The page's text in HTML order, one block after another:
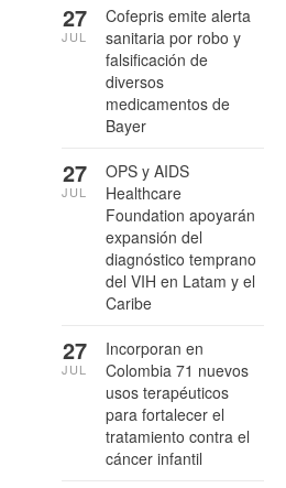
Cofepris emite alerta
sanitaria por robo y
falsificación de
diversos
medicamentos de
Bayer
27
JUL
OPS y AIDS
Healthcare
Foundation apoyarán
expansión del
diagnóstico temprano
del VIH en Latam y el
Caribe
27
JUL
Incorporan en
Colombia 71 nuevos
usos terapéuticos
para fortalecer el
tratamiento contra el
cáncer infantil
27
JUL